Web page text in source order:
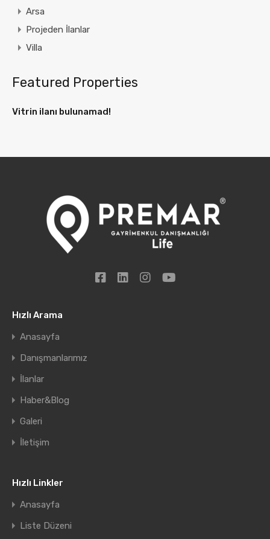
Arsa
Projeden İlanlar
Villa
Featured Properties
Vitrin ilanı bulunamad!
Hızlı Arama
Anasayfa
Danışmanlarımız
İlanlar
Haber&Blog
Galeri
İletişim
Hızlı Linkler
Anasayfa
Liste Düzeni